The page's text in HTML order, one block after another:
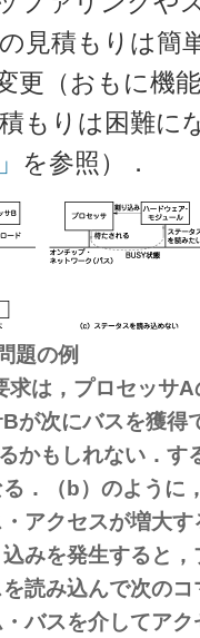
見積もりは簡
更（おもに機
もりは困難に
を参照）．
題の例
求は，プロセッサ
が次にバスを獲得
かもしれない．す
．（b）のように
アクセスが増大
みを発生すると
読み込んで次の
バスを介してア